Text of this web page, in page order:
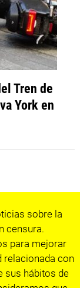
Tren de
York en
sobre la
censura.
para mejorar
relacionada con
sus hábitos de